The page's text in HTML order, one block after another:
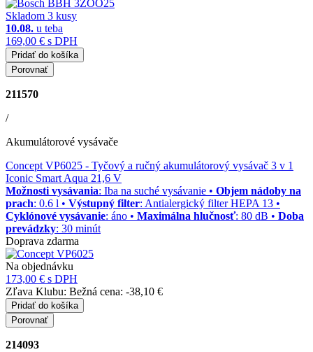
Skladom 3 kusy
10.08. u teba
169,00 € s DPH
Pridať do košíka
Porovnať
211570
/
Akumulátorové vysávače
Concept VP6025 - Tyčový a ručný akumulátorový vysávač 3 v 1
Iconic Smart Aqua 21,6 V
Možnosti vysávania: Iba na suché vysávanie • Objem nádoby na
prach: 0.6 l • Výstupný filter: Antialergický filter HEPA 13 •
Cyklónové vysávanie: áno • Maximálna hlučnosť: 80 dB • Doba
prevádzky: 30 minút
Doprava zdarma
Na objednávku
173,00 € s DPH
Zľava Klubu: Bežná cena: -38,10 €
Pridať do košíka
Porovnať
214093